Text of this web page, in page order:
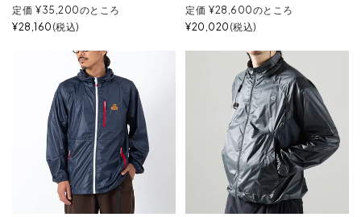
定価 ¥35,200のところ
¥28,160 税込
定価 ¥28,600のところ
¥20,020 税込